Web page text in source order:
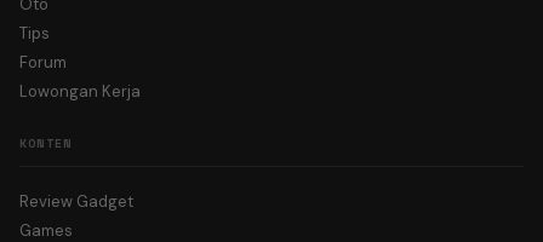
Oto
Tips
Forum
Lowongan Kerja
KONTEN
Review Gadget
Games